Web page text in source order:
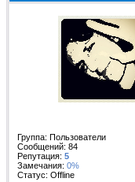
Группа: Пользователи
Сообщений: 84
Репутация: 5
Замечания: 0%
Статус: Offline